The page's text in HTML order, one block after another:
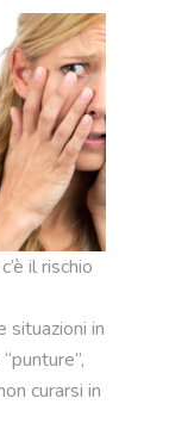
il rischio
situazioni in
curarsi in